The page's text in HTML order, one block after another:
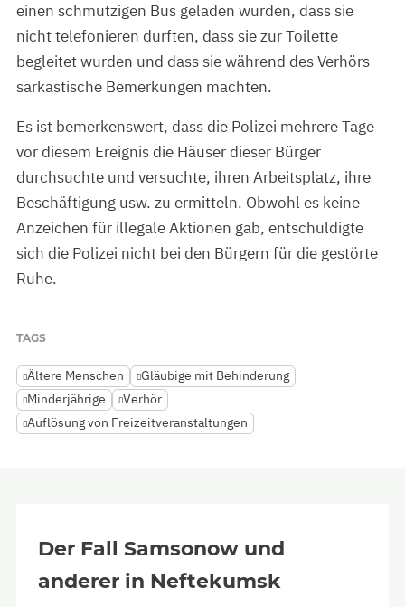
einen schmutzigen Bus geladen wurden, dass sie
nicht telefonieren durften, dass sie zur Toilette
begleitet wurden und dass sie während des Verhörs
sarkastische Bemerkungen machten.
Es ist bemerkenswert, dass die Polizei mehrere Tage
vor diesem Ereignis die Häuser dieser Bürger
durchsuchte und versuchte, ihren Arbeitsplatz, ihre
Beschäftigung usw. zu ermitteln. Obwohl es keine
Anzeichen für illegale Aktionen gab, entschuldigte
sich die Polizei nicht bei den Bürgern für die gestörte
Ruhe.
TAGS
Ältere Menschen
Gläubige mit Behinderung
Minderjährige
Verhör
Auflösung von Freizeitveranstaltungen
Der Fall Samsonow und
anderer in Neftekumsk